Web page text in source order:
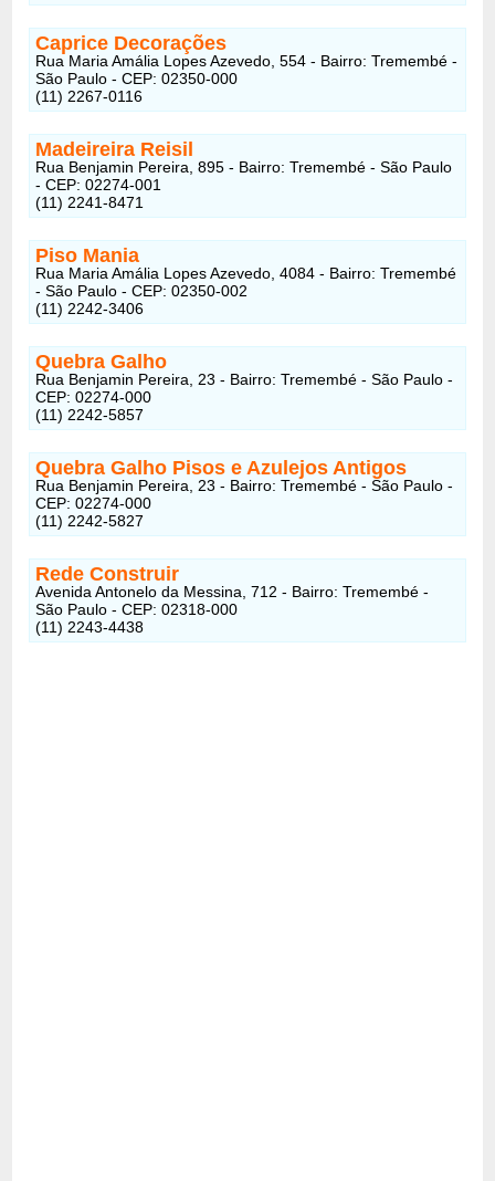
Caprice Decorações
Rua Maria Amália Lopes Azevedo, 554 - Bairro: Tremembé -
São Paulo - CEP: 02350-000
(11) 2267-0116
Madeireira Reisil
Rua Benjamin Pereira, 895 - Bairro: Tremembé - São Paulo
- CEP: 02274-001
(11) 2241-8471
Piso Mania
Rua Maria Amália Lopes Azevedo, 4084 - Bairro: Tremembé
- São Paulo - CEP: 02350-002
(11) 2242-3406
Quebra Galho
Rua Benjamin Pereira, 23 - Bairro: Tremembé - São Paulo -
CEP: 02274-000
(11) 2242-5857
Quebra Galho Pisos e Azulejos Antigos
Rua Benjamin Pereira, 23 - Bairro: Tremembé - São Paulo -
CEP: 02274-000
(11) 2242-5827
Rede Construir
Avenida Antonelo da Messina, 712 - Bairro: Tremembé -
São Paulo - CEP: 02318-000
(11) 2243-4438